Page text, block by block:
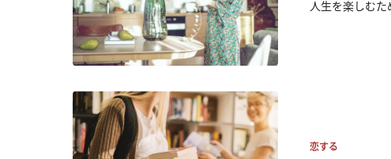
人生を楽しむ
恋する